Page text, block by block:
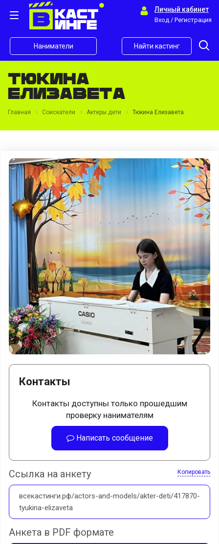
Личный кабинет
Вход / Регистрация
Наниматели Найти кастинг
Тюкина
Елизавета
Главная Соискатели Актеры дети Тюкина Елизавета
Контакты
Контакты доступны только прошедшим
проверку нанимателям
Написать сообщение
Ссылка на анкету Копировать
всекастинги.рф/actors-and-models/akter-deti/417870-
tyukina-elizaveta
Анкета в PDF формате